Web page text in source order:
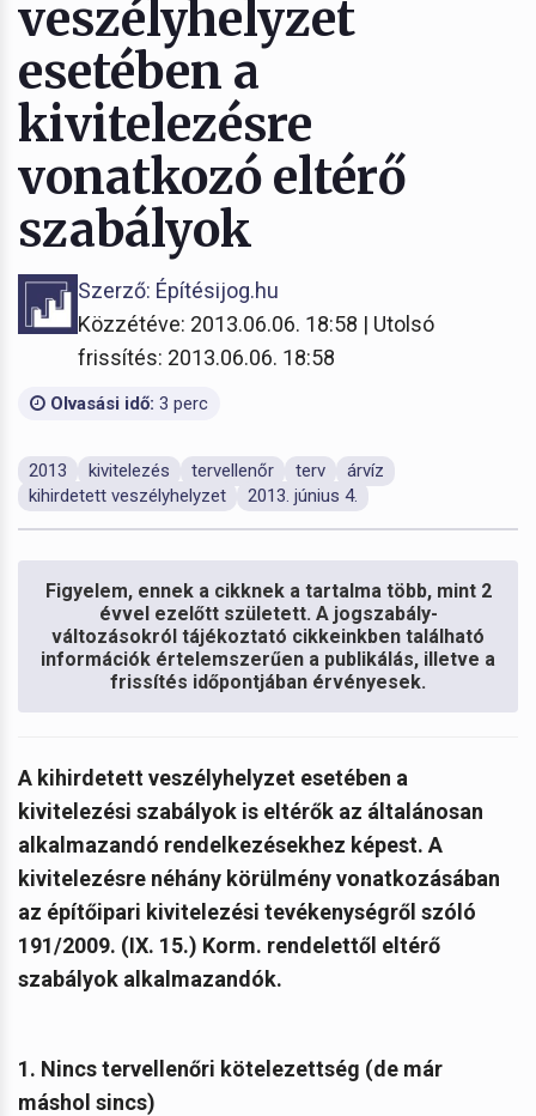
veszélyhelyzet
esetében a
kivitelezésre
vonatkozó eltérő
szabályok
Szerző: Építésijog.hu
Közzétéve: 2013.06.06. 18:58 | Utolsó
frissítés: 2013.06.06. 18:58
Olvasási idő: 3 perc
2013 kivitelezés tervellenőr terv
árvíz
kihirdetett veszélyhelyzet
2013. június 4.
Figyelem, ennek a cikknek a tartalma több, mint 2
évvel ezelőtt született. A jogszabály-
változásokról tájékoztató cikkeinkben található
információk értelemszerűen a publikálás, illetve a
frissítés időpontjában érvényesek.
A kihirdetett veszélyhelyzet esetében a
kivitelezési szabályok is eltérők az általánosan
alkalmazandó rendelkezésekhez képest. A
kivitelezésre néhány körülmény vonatkozásában
az építőipari kivitelezési tevékenységről szóló
191/2009. (IX. 15.) Korm. rendelettől eltérő
szabályok alkalmazandók.
1. Nincs tervellenőri kötelezettség (de már
máshol sincs)